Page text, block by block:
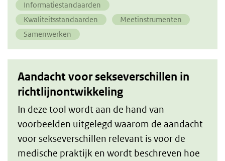
op
Informatiestandaarden
Kwaliteitsstandaarden
Meetinstrumenten
Samenwerken
Aandacht voor sekseverschillen in
richtlijnontwikkeling
In deze tool wordt aan de hand van
voorbeelden uitgelegd waarom de aandacht
voor sekseverschillen relevant is voor de
medische praktijk en wordt beschreven hoe